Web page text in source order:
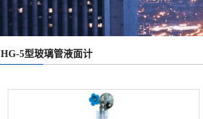
HG-5型玻璃管液面计